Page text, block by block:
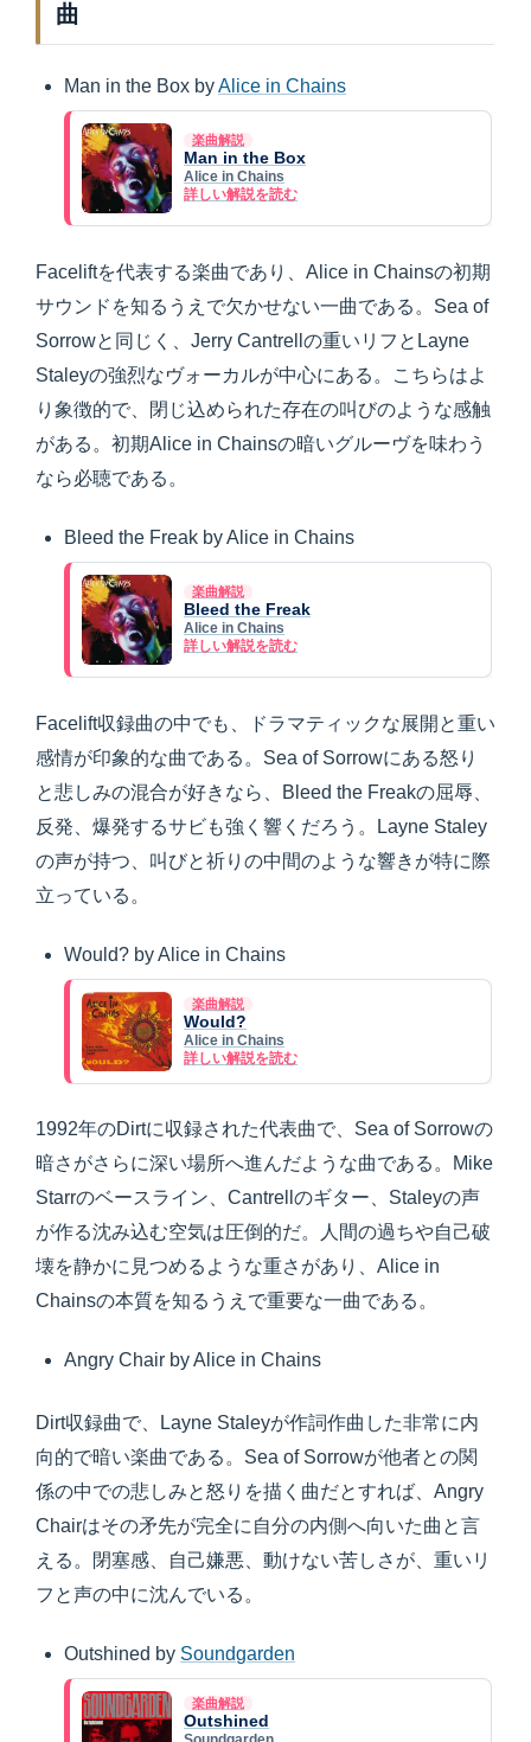
曲
Man in the Box byAlice in Chains
楽曲解説
Man in the Box
Alice in Chains
詳しい解説を読む
Faceliftを代表する楽曲であり、Alice in Chainsの初期
サウンドを知るうえで欠かせない一曲である。Sea of
Sorrowと同じく、Jerry Cantrellの重いリフとLayne
Staleyの強烈なヴォーカルが中心にある。こちらはよ
り象徴的で、閉じ込められた存在の叫びのような感触
がある。初期Alice in Chainsの暗いグルーヴを味わう
なら必聴である。
Bleed the Freak by Alice in Chains
楽曲解説
Bleed the Freak
Alice in Chains
詳しい解説を読む
Facelift収録曲の中でも、ドラマティックな展開と重い
感情が印象的な曲である。Sea of Sorrowにある怒り
と悲しみの混合が好きなら、Bleed the Freakの屈辱、
反発、爆発するサビも強く響くだろう。Layne Staley
の声が持つ、叫びと祈りの中間のような響きが特に際
立っている。
Would? by Alice in Chains
楽曲解説
Would?
Alice in Chains
詳しい解説を読む
1992年のDirtに収録された代表曲で、Sea of Sorrowの
暗さがさらに深い場所へ進んだような曲である。Mike
Starrのベースライン、Cantrellのギター、Staleyの声
が作る沈み込む空気は圧倒的だ。人間の過ちや自己破
壊を静かに見つめるような重さがあり、Alice in
Chainsの本質を知るうえで重要な一曲である。
Angry Chair by Alice in Chains
Dirt収録曲で、Layne Staleyが作詞作曲した非常に内
向的で暗い楽曲である。Sea of Sorrowが他者との関
係の中での悲しみと怒りを描く曲だとすれば、Angry
Chairはその矛先が完全に自分の内側へ向いた曲と言
える。閉塞感、自己嫌悪、動けない苦しさが、重いリ
フと声の中に沈んでいる。
Outshined by Soundgarden
楽曲解説
Outshined